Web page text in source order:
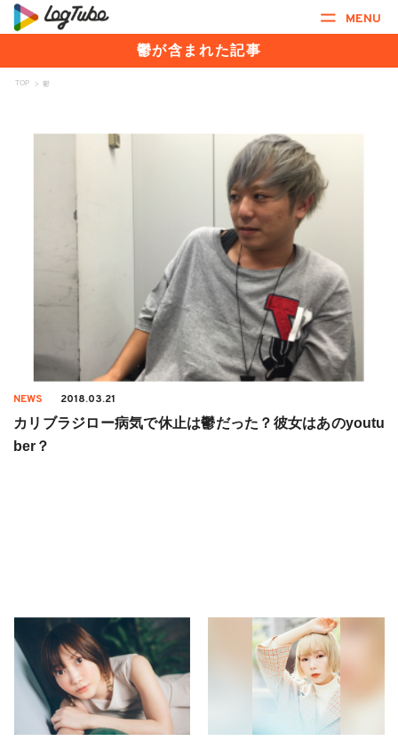
MENU
鬱が含まれた記事
TOP > 鬱
NEWS 2018.03.21
カリブラジロー病気で休止は鬱だった？彼女はあのyoutu
ber？